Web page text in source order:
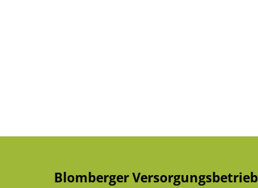
Blomberger